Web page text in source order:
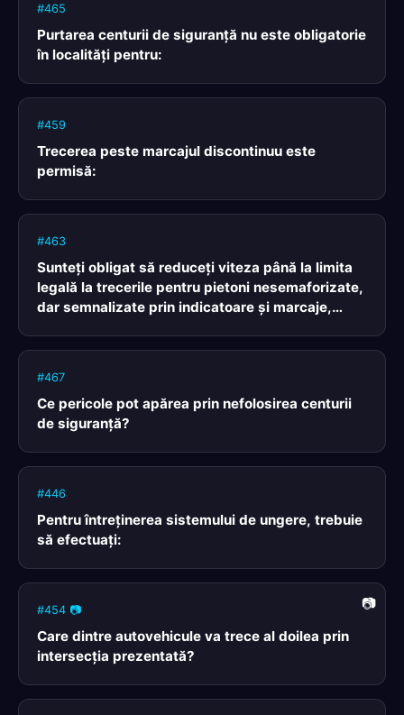
#465
Purtarea centurii de siguranţă nu este obligatorie
în localităţi pentru:
#459
Trecerea peste marcajul discontinuu este
permisă:
#463
Sunteţi obligat să reduceţi viteza până la limita
legală la trecerile pentru pietoni nesemaforizate,
dar semnalizate prin indicatoare şi marcaje,
#467
Ce pericole pot apărea prin nefolosirea centurii
de siguranţă?
#446
Pentru întreţinerea sistemului de ungere, trebuie
să efectuaţi:
#454 📷
Care dintre autovehicule va trece al doilea prin
intersecţia prezentată?